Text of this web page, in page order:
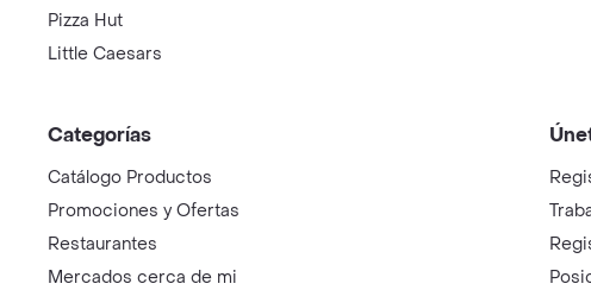
Pizza Hut
Little Caesars
Categorías
Catálogo Productos
Promociones y Ofertas
Restaurantes
Mercados cerca de mi